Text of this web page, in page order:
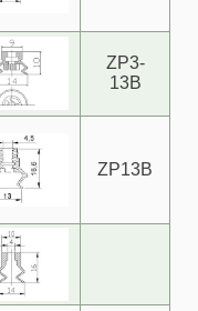
ZP3-
13B
ZP13B